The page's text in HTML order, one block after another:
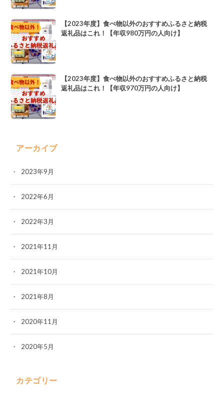
【2023年度】食べ物以外のおすすめふるさと納税
返礼品はこれ！【年収980万円の人向け】
【2023年度】食べ物以外のおすすめふるさと納税
返礼品はこれ！【年収970万円の人向け】
アーカイブ
2023年9月
2022年6月
2022年3月
2021年11月
2021年10月
2021年8月
2020年11月
2020年5月
カテゴリー